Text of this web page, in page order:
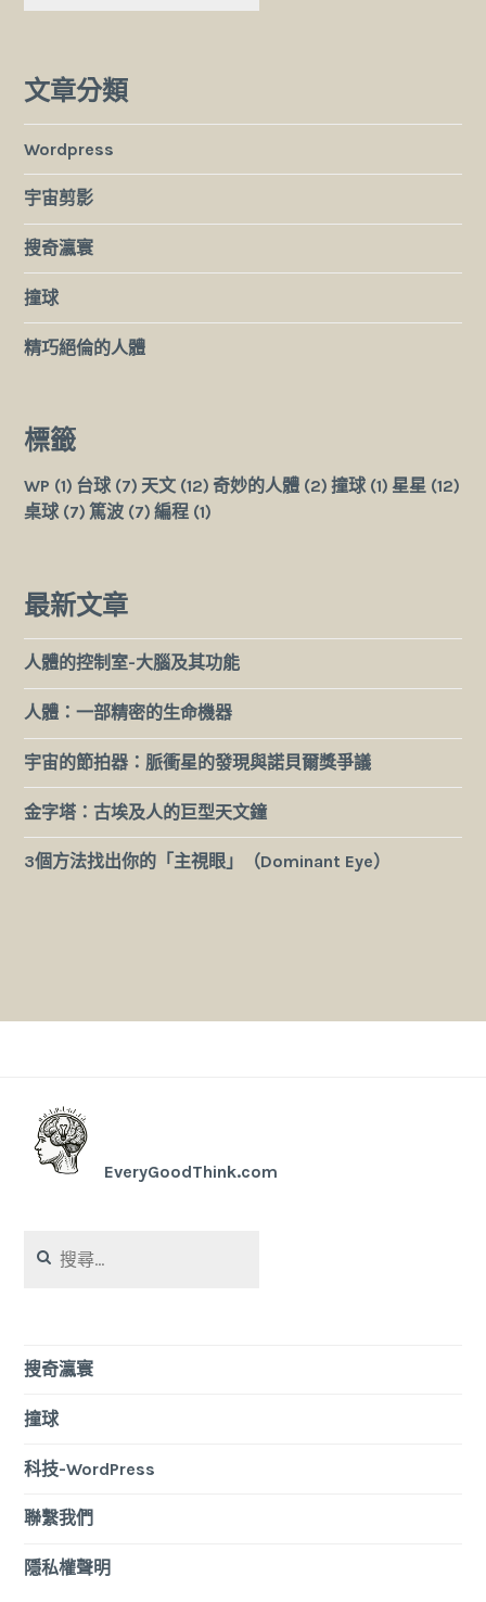
文章分類
Wordpress
宇宙剪影
搜奇瀛寰
撞球
精巧絕倫的人體
標籤
WP (1) 台球(7) 天文 (12) 奇妙的人體 (2) 撞球(1) 星星 (12)
桌球(7) 篤波 (7) 編程 (1)
最新文章
人體的控制室-大腦及其功能
人體：一部精密的生命機器
宇宙的節拍器：脈衝星的發現與諾貝爾獎爭議
金字塔：古埃及人的巨型天文鐘
3個方法找出你的「主視眼」（Dominant Eye）
EveryGoodThink.com
尋
搜奇瀛寰
撞球
科技-WordPress
聯繫我們
隱私權聲明